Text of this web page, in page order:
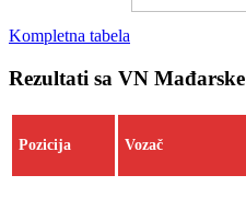
Kompletna tabela
Rezultati sa VN Mađarske
Pozicija Vozač